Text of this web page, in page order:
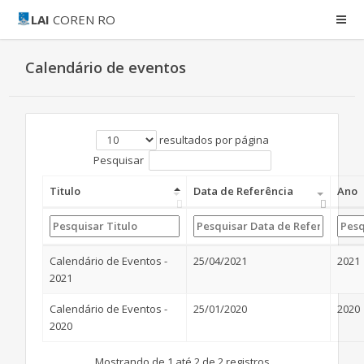
LAI COREN RO
Calendário de eventos
resultados por página
Pesquisar
Titulo Data de Referência Ano
Calendário de Eventos -
2021
25/04/2021 2021
Calendário de Eventos -
2020
25/01/2020 2020